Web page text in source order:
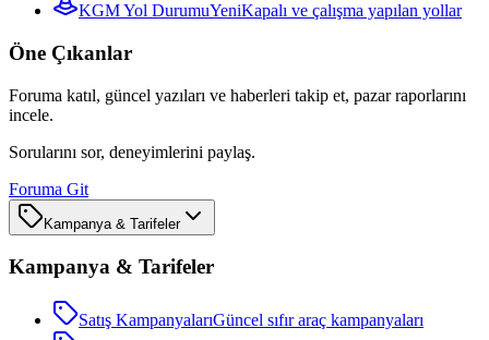
KGM Yol DurumuYeniKapalı ve çalışma yapılan yollar
Öne Çıkanlar
Foruma katıl, güncel yazıları ve haberleri takip et, pazar raporlarını
incele.
Sorularını sor, deneyimlerini paylaş.
Foruma Git
Kampanya & Tarifeler
Kampanya & Tarifeler
Satış KampanyalarıGüncel sıfır araç kampanyaları